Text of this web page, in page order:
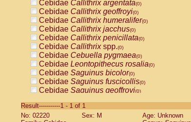
Cebidae Callithrix argentata(0)
Cebidae Callithrix geoffroyi(0)
Cebidae Callithrix humeralifer(0)
Cebidae Callithrix jacchus(0)
Cebidae Callithrix penicillata(0)
Cebidae Callithrixspp.(0)
Cebidae Cebuella pygmaea(0)
Cebidae Leontopithecus rosalia(0)
Cebidae Saguinus bicolor(0)
Cebidae Saguinus fuscicollis(0)
Cebidae Saguinus geoffroyi(0)
CebidaeSaguinus labiatus(0)
Cebidae Saguinus leucopus (0)
Result-----------1 - 1 of 1
No: 02220
Sex: M
Age: Unknown